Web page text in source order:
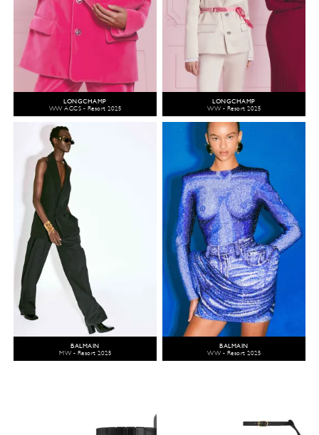
LONGCHAMP
WW ACCS - Resort 2025
LONGCHAMP
WW - Resort 2025
BALMAIN
MW - Resort 2025
BALMAIN
WW - Resort 2025